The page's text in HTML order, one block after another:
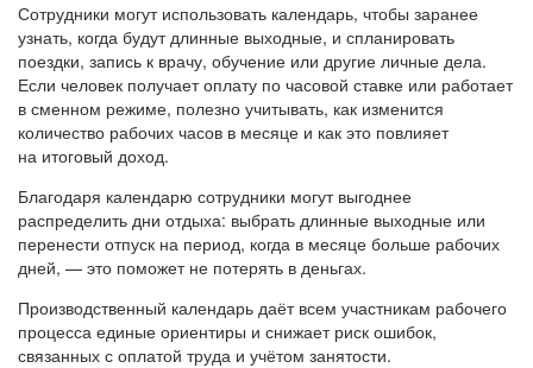
Сотрудники могут использовать календарь, чтобы заранее
узнать, когда будут длинные выходные, и спланировать
поездки, запись к врачу, обучение или другие личные дела.
Если человек получает оплату по часовой ставке или работает
в сменном режиме, полезно учитывать, как изменится
количество рабочих часов в месяце и как это повлияет
на итоговый доход.
Благодаря календарю сотрудники могут выгоднее
распределить дни отдыха: выбрать длинные выходные или
перенести отпуск на период, когда в месяце больше рабочих
дней, — это поможет не потерять в деньгах.
Производственный календарь даёт всем участникам рабочего
процесса единые ориентиры и снижает риск ошибок,
связанных с оплатой труда и учётом занятости.